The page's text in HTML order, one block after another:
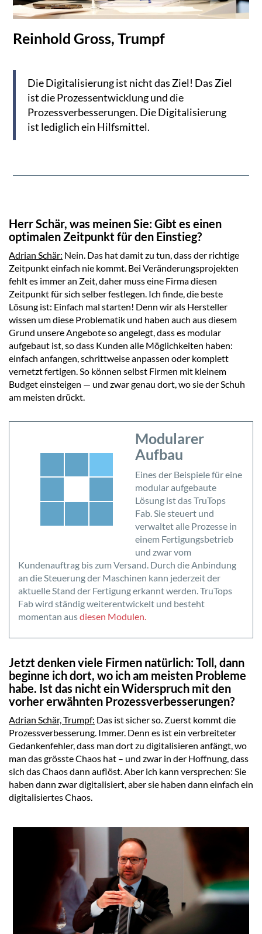
Reinhold Gross, Trumpf
Die Digitalisierung ist nicht das Ziel! Das Ziel
ist die Prozessentwicklung und die
Prozessverbesserungen. Die Digitalisierung
ist lediglich ein Hilfsmittel.
Herr Schär, was meinen Sie: Gibt es einen
optimalen Zeitpunkt für den Einstieg?
Adrian Schär: Nein. Das hat damit zu tun, dass der richtige
Zeitpunkt einfach nie kommt. Bei Veränderungsprojekten
fehlt es immer an Zeit, daher muss eine Firma diesen
Zeitpunkt für sich selber festlegen. Ich finde, die beste
Lösung ist: Einfach mal starten! Denn wir als Hersteller
wissen um diese Problematik und haben auch aus diesem
Grund unsere Angebote so angelegt, dass es modular
aufgebaut ist, so dass Kunden alle Möglichkeiten haben:
einfach anfangen, schrittweise anpassen oder komplett
vernetzt fertigen. So können selbst Firmen mit kleinem
Budget einsteigen — und zwar genau dort, wo sie der Schuh
am meisten drückt.
Modularer
Aufbau
Eines der Beispiele für eine
modular aufgebaute
Lösung ist das TruTops
Fab. Sie steuert und
verwaltet alle Prozesse in
einem Fertigungsbetrieb
und zwar vom
Kundenauftrag bis zum Versand. Durch die Anbindung
an die Steuerung der Maschinen kann jederzeit der
aktuelle Stand der Fertigung erkannt werden. TruTops
Fab wird ständig weiterentwickelt und besteht
momentan ausdiesen Modulen.
Jetzt denken viele Firmen natürlich: Toll, dann
beginne ich dort, wo ich am meisten Probleme
habe. Ist das nicht ein Widerspruch mit den
vorher erwähnten Prozessverbesserungen?
Adrian Schär, Trumpf: Das ist sicher so. Zuerst kommt die
Prozessverbesserung. Immer. Denn es ist ein verbreiteter
Gedankenfehler, dass man dort zu digitalisieren anfängt, wo
man das grösste Chaos hat – und zwar in der Hoffnung, dass
sich das Chaos dann auflöst. Aber ich kann versprechen: Sie
haben dann zwar digitalisiert, aber sie haben dann einfach ein
digitalisiertes Chaos.